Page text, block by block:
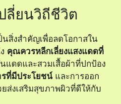
ลี่ยนวิถีชีวิต
สิ่งสำคัญเพื่อลดโอกาสใน
คุณควรหลีกเลี่ยงแสงแดดที่
แดดและสวมเสื้อผ้าที่ปกป้อง
ที่มีประโยชน์ และการออก
ส่งเสริมสุขภาพผิวที่ดีให้กับ